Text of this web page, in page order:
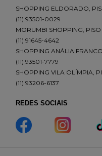
SHOPPING ELDORADO,
(11) 93501-0029
MORUMBI SHOPPING,
(11) 91645-4642
SHOPPING ANÁLIA
(11) 93501-7779
SHOPPING VILA OLÍMPIA,
(11) 93206-6137
REDES SOCIAIS